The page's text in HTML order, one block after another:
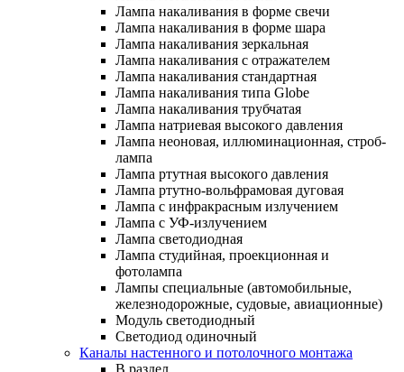
Лампа накаливания в форме свечи
Лампа накаливания в форме шара
Лампа накаливания зеркальная
Лампа накаливания с отражателем
Лампа накаливания стандартная
Лампа накаливания типа Globe
Лампа накаливания трубчатая
Лампа натриевая высокого давления
Лампа неоновая, иллюминационная, строб-
лампа
Лампа ртутная высокого давления
Лампа ртутно-вольфрамовая дуговая
Лампа с инфракрасным излучением
Лампа с УФ-излучением
Лампа светодиодная
Лампа студийная, проекционная и
фотолампа
Лампы специальные (автомобильные,
железнодорожные, судовые, авиационные)
Модуль светодиодный
Светодиод одиночный
Каналы настенного и потолочного монтажа
В раздел